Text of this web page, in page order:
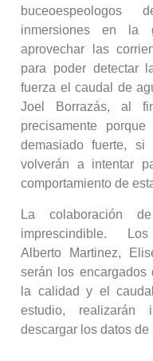
inmersiones en la
aprovechar las
para poder detectar
fuerza el caudal de
Joel Borrazás, al
precisamente
demasiado fuerte,
volverán a intentar
comportamiento de
La colaboración
imprescindible. Los
Alberto Martinez,
serán los encargados
la calidad y el
estudio, realizarán
descargar los datos de